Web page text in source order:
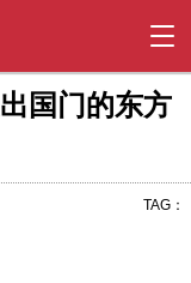
国门的东方
TAG：